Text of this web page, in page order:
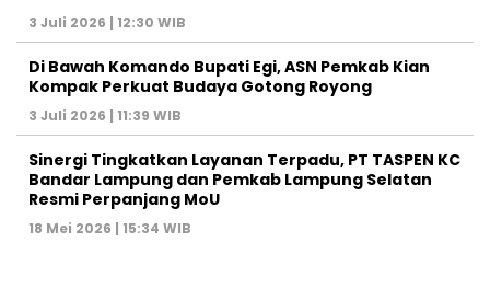
3 Juli 2026 | 12:30 WIB
Di Bawah Komando Bupati Egi, ASN Pemkab Kian
Kompak Perkuat Budaya Gotong Royong
3 Juli 2026 | 11:39 WIB
Sinergi Tingkatkan Layanan Terpadu, PT TASPEN KC
Bandar Lampung dan Pemkab Lampung Selatan
Resmi Perpanjang MoU
18 Mei 2026 | 15:34 WIB